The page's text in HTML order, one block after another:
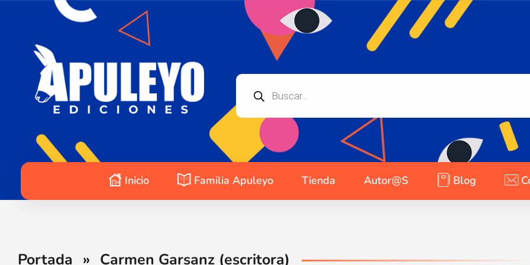
Inicio Familia Apuleyo Tienda Autor@s Blog
Portada » Carmen Garsanz (escritora)